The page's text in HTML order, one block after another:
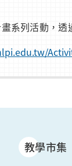
系列活動，
教學市集